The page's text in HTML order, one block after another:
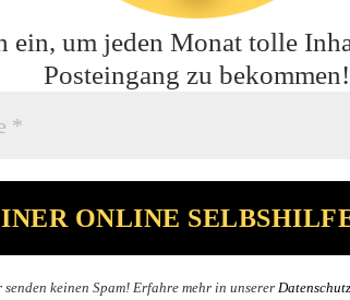
ein, um jeden Monat tolle
Posteingang zu bekommen!
senden keinen Spam! Erfahre mehr in unserer